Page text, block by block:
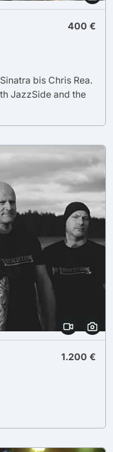
400 €
bis Chris Rea.
JazzSide and the
1.200 €